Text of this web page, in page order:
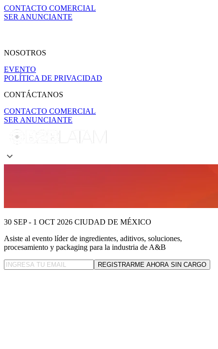
CONTACTO COMERCIAL
SER ANUNCIANTE
NOSOTROS
EVENTO
POLÍTICA DE PRIVACIDAD
CONTÁCTANOS
CONTACTO COMERCIAL
SER ANUNCIANTE
30 SEP - 1 OCT 2026 CIUDAD DE MÉXICO
Asiste al evento líderde ingredientes, aditivos, soluciones,
procesamiento y packaging para la industria de A&B
REGISTRARME AHORA SIN CARGO